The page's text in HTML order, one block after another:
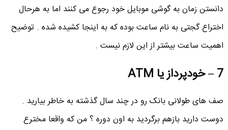
دانستن زمان به گوشی موبایل خود رجوع می کنند اما به هرحال
اختراع گجتی به نام ساعت بوده که به اینجا کشیده شده . توضیح
اهمیت ساعت بیشتر از این لازم نیست .
7 – خودپرداز یا ATM
صف های طولانی بانک رو در چند سال گذشته به خاطر بیارید .
دوست دارید بازهم برگردید به اون دوره ؟ من که واقعا مخترع